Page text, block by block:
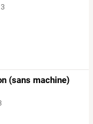
(sans machine)